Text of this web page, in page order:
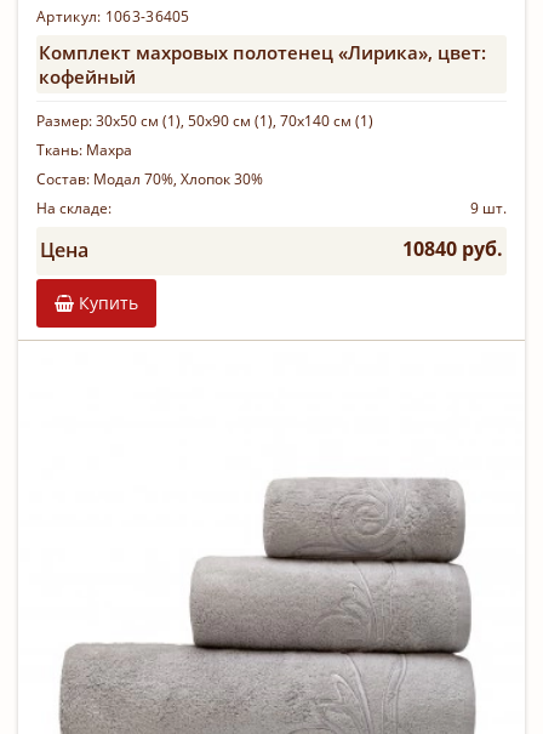
Артикул: 1063-36405
Комплект махровых полотенец «Лирика», цвет:
кофейный
Размер:30х50 см (1), 50х90 см (1), 70х140 см (1)
Ткань: Махра
Состав: Модал 70%, Хлопок 30%
На складе:
9 шт.
Цена 10840 руб.
Купить